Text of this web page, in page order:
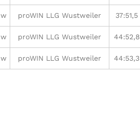
w proWIN LLG Wustweiler 37:51,5
w proWIN LLG Wustweiler 44:52,8
w proWIN LLG Wustweiler 44:53,3